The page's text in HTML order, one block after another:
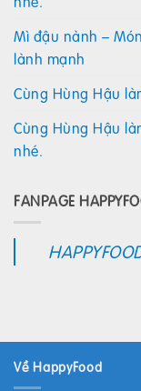
Mì đậu nành –
lành mạnh
Cùng Hùng Hậu
Cùng Hùng Hậu
nhé.
FANPAGE
Về HappyFood